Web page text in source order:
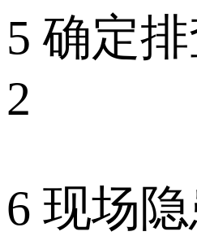
5 确定
2
6 现场